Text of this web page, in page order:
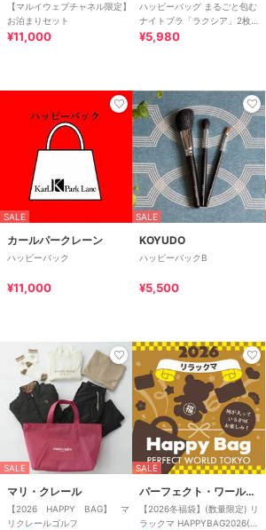
【マルイウェブチャネル限定】
お泊まりセット
¥11,000
ハッピーバッグ まるごと包む
ナイトブラ「ラクシア」2枚セ
ット ツーハッチ
¥5,980
SALE
カールパークレーン
ハッピーバック
¥11,000
SALE
KOYUDO
ハッピーバックB
¥5,500
SALE
マリ・クレール
【2026 HAPPY BAG】 マ
リクレールゴルフ
SALE
パーフェクト・ワールド・トーキョー
【2026冬福袋】(数量限定) リ
ラックマ HAPPYBAG2026(ハ